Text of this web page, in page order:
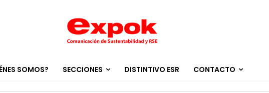
SOMOS? SECCIONES DISTINTIVO ESR CONTACTO